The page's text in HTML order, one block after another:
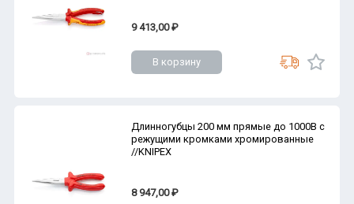
9 413,00 ₽
В корзину
Длинногубцы 200 мм прямые до 1000В с
режущими кромками хромированные
//KNIPEX
8 947,00 ₽